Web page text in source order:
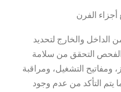
والخارج لتحديد
التحقق من سلامة
ومفاتيح التشغيل، ومراقبة
يتم التأكد من عدم وجود